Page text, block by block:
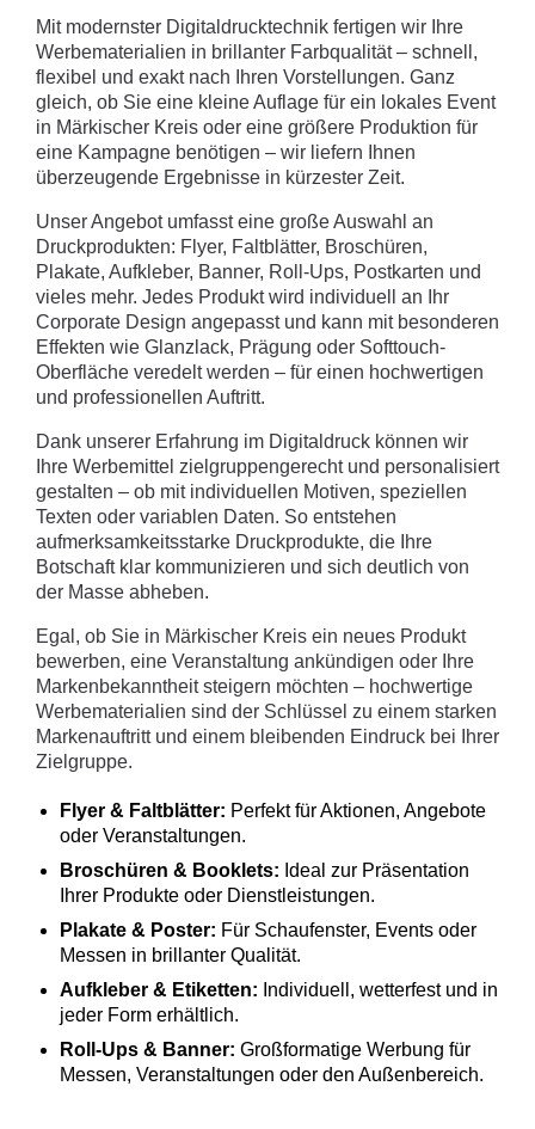
Mit modernster Digitaldrucktechnik fertigen wir Ihre
Werbematerialien in brillanter Farbqualität – schnell,
flexibel und exakt nach Ihren Vorstellungen. Ganz
gleich, ob Sie eine kleine Auflage für ein lokales Event
in Märkischer Kreis oder eine größere Produktion für
eine Kampagne benötigen – wir liefern Ihnen
überzeugende Ergebnisse in kürzester Zeit.
Unser Angebot umfasst eine große Auswahl an
Druckprodukten: Flyer, Faltblätter, Broschüren,
Plakate, Aufkleber, Banner, Roll-Ups, Postkarten und
vieles mehr. Jedes Produkt wird individuell an Ihr
Corporate Design angepasst und kann mit besonderen
Effekten wie Glanzlack, Prägung oder Softtouch-
Oberfläche veredelt werden – für einen hochwertigen
und professionellen Auftritt.
Dank unserer Erfahrung im Digitaldruck können wir
Ihre Werbemittel zielgruppengerecht und personalisiert
gestalten – ob mit individuellen Motiven, speziellen
Texten oder variablen Daten. So entstehen
aufmerksamkeitsstarke Druckprodukte, die Ihre
Botschaft klar kommunizieren und sich deutlich von
der Masse abheben.
Egal, ob Sie in Märkischer Kreis ein neues Produkt
bewerben, eine Veranstaltung ankündigen oder Ihre
Markenbekanntheit steigern möchten – hochwertige
Werbematerialien sind der Schlüssel zu einem starken
Markenauftritt und einem bleibenden Eindruck bei Ihrer
Zielgruppe.
Flyer & Faltblätter: Perfekt für Aktionen, Angebote
oder Veranstaltungen.
Broschüren & Booklets: Ideal zur Präsentation
Ihrer Produkte oder Dienstleistungen.
Plakate & Poster: Für Schaufenster, Events oder
Messen in brillanter Qualität.
Aufkleber & Etiketten: Individuell, wetterfest und in
jeder Form erhältlich.
Roll-Ups & Banner: Großformatige Werbung für
Messen, Veranstaltungen oder den Außenbereich.